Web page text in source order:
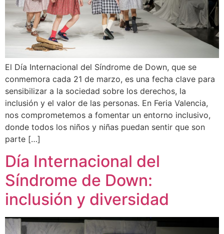
El Día Internacional del Síndrome de Down, que se
conmemora cada 21 de marzo, es una fecha clave para
sensibilizar a la sociedad sobre los derechos, la
inclusión y el valor de las personas. En Feria Valencia,
nos comprometemos a fomentar un entorno inclusivo,
donde todos los niños y niñas puedan sentir que son
parte […]
Día Internacional del
Síndrome de Down:
inclusión y diversidad